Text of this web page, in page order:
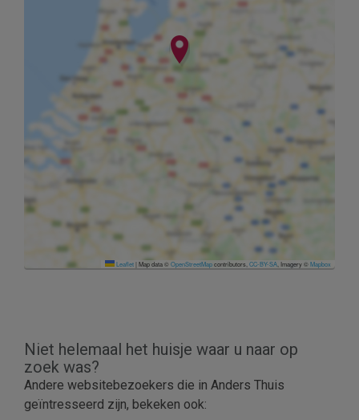
Leaflet|Map data ©OpenStreetMapcontributors,CC-BY-SA, Imagery ©Mapbox
Niet helemaal het huisje waar u naar op
zoek was?
Andere websitebezoekers die in Anders Thuis
geïntresseerd zijn, bekeken ook: